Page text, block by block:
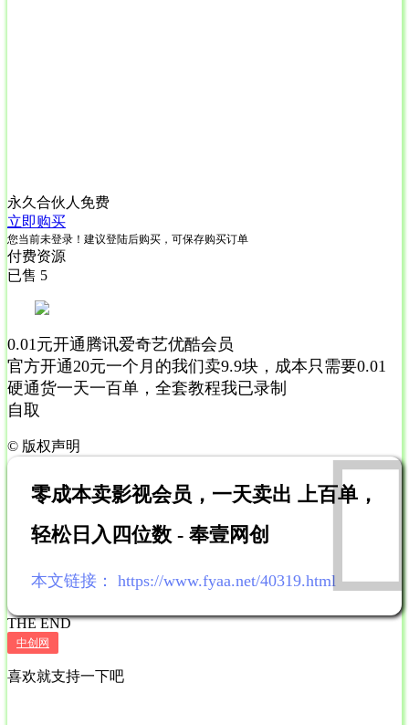
永久合伙人 免费
立即购买
您当前未登录！建议登陆后购买，可保存购买订单
付费资源
已售 5
0.01元开通腾讯爱奇艺优酷会员
官方开通20元一个月的我们卖9.9块，成本只需要0.01
硬通货一天一百单，全套教程我已录制
自取
© 版权声明
零成本卖影视会员，一天卖出 上百单，
轻松日入四位数 - 奉壹网创
本文链接： https://www.fyaa.net/40319.html
THE END
中创网
喜欢就支持一下吧